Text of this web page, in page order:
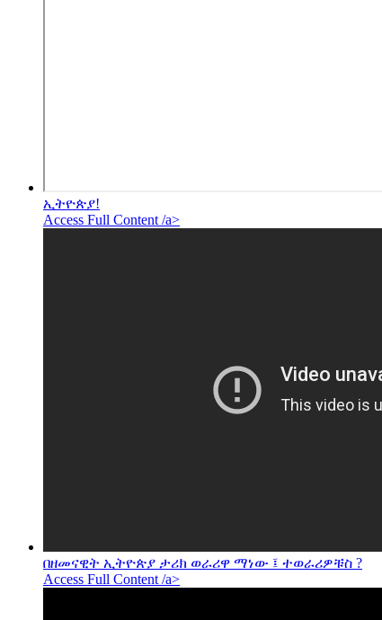
ኢትዮጵያ!
Access Full Content /a>
በዘመናዊት ኢትዮጵያ ታሪክ ወራሪዋ ማነው ፤ ተወራሪዎቹስ ?
Access Full Content /a>